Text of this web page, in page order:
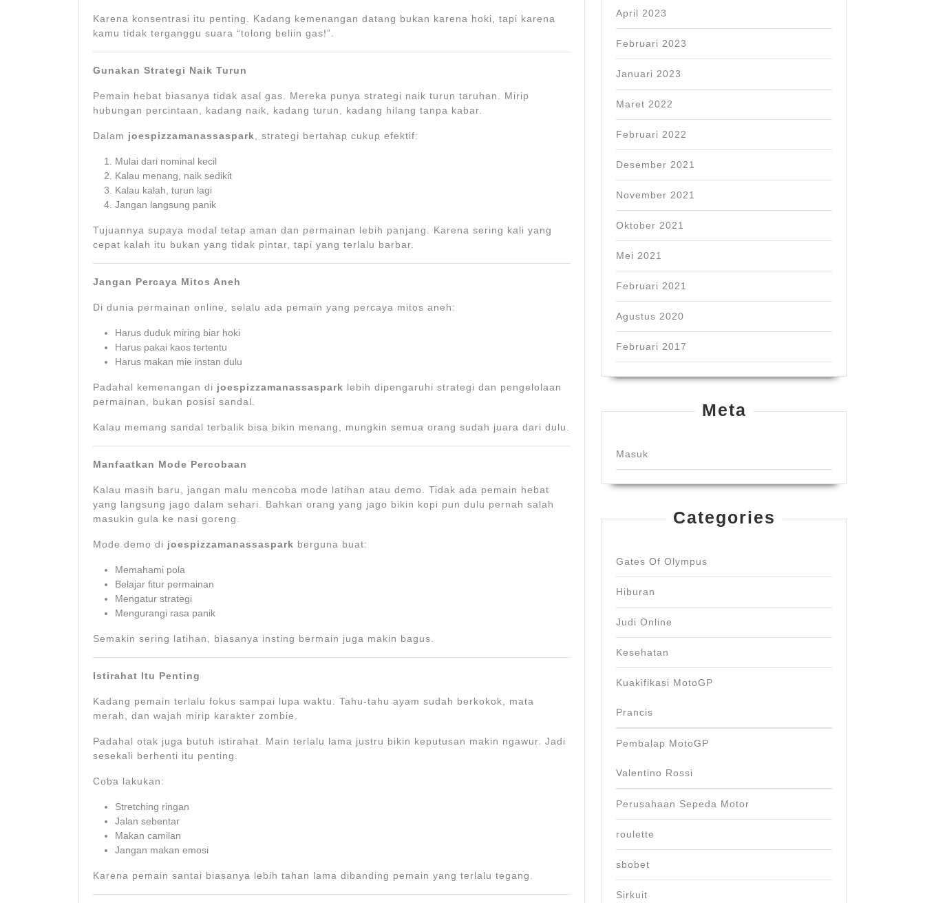
Karena konsentrasi itu penting. Kadang kemenangan datang bukan karena hoki, tapi karena
kamu tidak terganggu suara “tolong beliin gas!”.
Gunakan Strategi Naik Turun
Pemain hebat biasanya tidak asal gas. Mereka punya strategi naik turun taruhan. Mirip
hubungan percintaan, kadang naik, kadang turun, kadang hilang tanpa kabar.
Dalam joespizzamanassaspark , strategi bertahap cukup efektif:
Mulai dari nominal kecil
Kalau menang, naik sedikit
Kalau kalah, turun lagi
Jangan langsung panik
Tujuannya supaya modal tetap aman dan permainan lebih panjang. Karena sering kali yang
cepat kalah itu bukan yang tidak pintar, tapi yang terlalu barbar.
Jangan Percaya Mitos Aneh
Di dunia permainan online, selalu ada pemain yang percaya mitos aneh:
Harus duduk miring biar hoki
Harus pakai kaos tertentu
Harus makan mie instan dulu
Padahal kemenangan di joespizzamanassaspark lebih dipengaruhi strategi dan pengelolaan
permainan, bukan posisi sandal.
Kalau memang sandal terbalik bisa bikin menang, mungkin semua orang sudah juara dari dulu.
Manfaatkan Mode Percobaan
Kalau masih baru, jangan malu mencoba mode latihan atau demo. Tidak ada pemain hebat
yang langsung jago dalam sehari. Bahkan orang yang jago bikin kopi pun dulu pernah salah
masukin gula ke nasi goreng.
Mode demo di joespizzamanassaspark berguna buat:
Memahami pola
Belajar fitur permainan
Mengatur strategi
Mengurangi rasa panik
Semakin sering latihan, biasanya insting bermain juga makin bagus.
Istirahat Itu Penting
Kadang pemain terlalu fokus sampai lupa waktu. Tahu-tahu ayam sudah berkokok, mata
merah, dan wajah mirip karakter zombie.
Padahal otak juga butuh istirahat. Main terlalu lama justru bikin keputusan makin ngawur. Jadi
sesekali berhenti itu penting.
Coba lakukan:
Stretching ringan
Jalan sebentar
Makan camilan
Jangan makan emosi
Karena pemain santai biasanya lebih tahan lama dibanding pemain yang terlalu tegang.
April 2023
Februari 2023
Januari 2023
Maret 2022
Februari 2022
Desember 2021
November 2021
Oktober 2021
Mei 2021
Februari 2021
Agustus 2020
Februari 2017
Meta
Masuk
Categories
Gates Of Olympus
Hiburan
Judi Online
Kesehatan
Kuakifikasi MotoGP
Prancis
Pembalap MotoGP
Valentino Rossi
Perusahaan Sepeda Motor
roulette
sbobet
Sirkuit